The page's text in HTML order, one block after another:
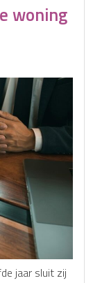
woning
jaar sluit zij